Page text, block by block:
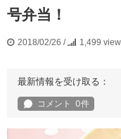
号弁当！
2018/02/26 / 1,499
最新情報を受け取る：